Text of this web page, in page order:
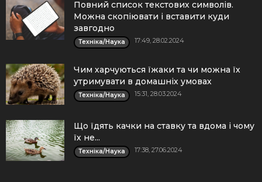
Повний список текстових символів.
Можна скопіювати і вставити куди
завгодно
Техніка/Наука 17:49, 28.02.2024
Чим харчуються їжаки та чи можна їх
утримувати в домашніх умовах
Техніка/Наука 15:31, 28.03.2024
Що їдять качки на ставку та вдома і чому
їх не...
Техніка/Наука 17:38, 27.06.2024